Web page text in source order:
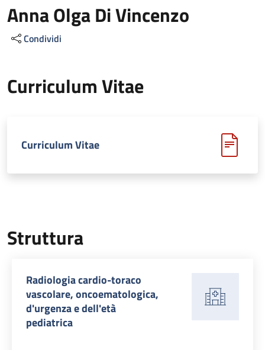
Anna Olga Di Vincenzo
Condividi
Curriculum Vitae
Curriculum Vitae
Struttura
Radiologia cardio-toraco
vascolare, oncoematologica,
d'urgenza e dell'età
pediatrica